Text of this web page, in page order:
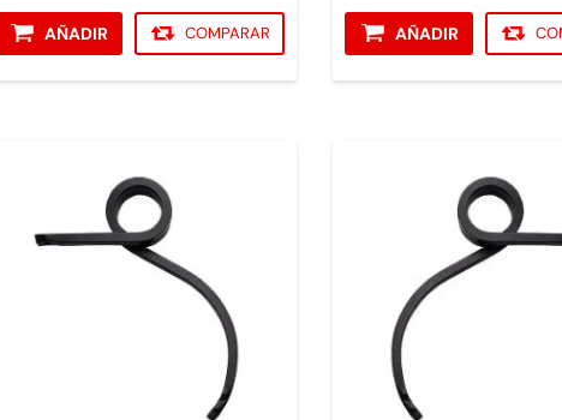
AÑADIR COMPARAR AÑADIR